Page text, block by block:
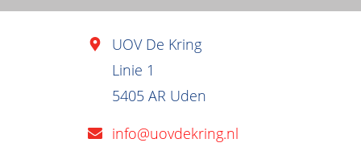
UOV De Kring
Linie 1
5405 AR Uden
info@uovdekring.nl